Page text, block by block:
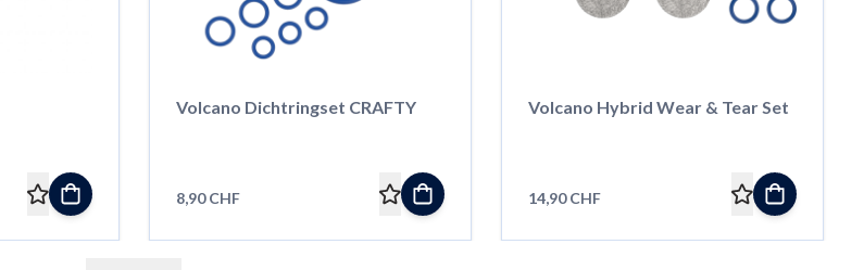
Volcano Dichtringset CRAFTY
8,90 CHF
Volcano Hybrid Wear & Tear Set
14,90 CHF